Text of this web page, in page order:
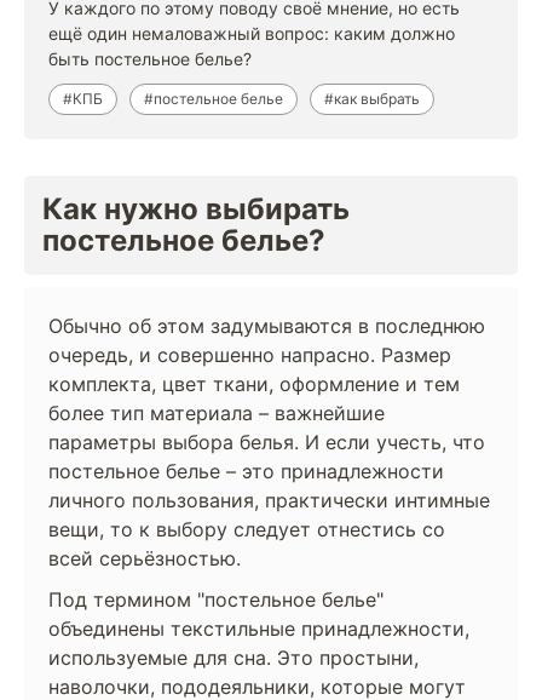
У каждого по этому поводу своё мнение, но есть
ещё один немаловажный вопрос: каким должно
быть постельное белье?
#КПБ #постельное белье #как выбрать
Как нужно выбирать
постельное белье?
Обычно об этом задумываются в последнюю
очередь, и совершенно напрасно. Размер
комплекта, цвет ткани, оформление и тем
более тип материала – важнейшие
параметры выбора белья. И если учесть, что
постельное белье – это принадлежности
личного пользования, практически интимные
вещи, то к выбору следует отнестись со
всей серьёзностью.
Под термином "постельное белье"
объединены текстильные принадлежности,
используемые для сна. Это простыни,
наволочки, пододеяльники, которые могут